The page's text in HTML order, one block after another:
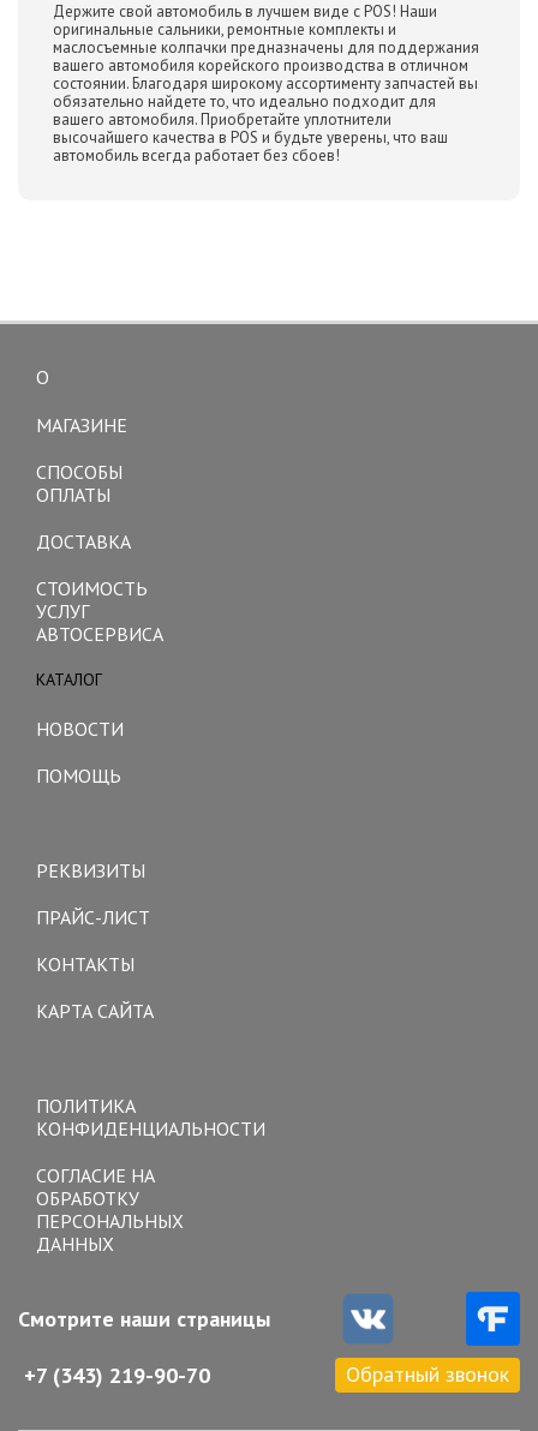
Держите свой автомобиль в лучшем виде с POS! Наши
оригинальные сальники, ремонтные комплекты и
маслосъемные колпачки предназначены для поддержания
вашего автомобиля корейского производства в отличном
состоянии. Благодаря широкому ассортименту запчастей вы
обязательно найдете то, что идеально подходит для
вашего автомобиля. Приобретайте уплотнители
высочайшего качества в POS и будьте уверены, что ваш
автомобиль всегда работает без сбоев!
О
МАГАЗИНЕ
СПОСОБЫ
ОПЛАТЫ
ДОСТАВКА
СТОИМОСТЬ
УСЛУГ
АВТОСЕРВИСА
КАТАЛОГ
НОВОСТИ
ПОМОЩЬ
РЕКВИЗИТЫ
ПРАЙС-ЛИСТ
КОНТАКТЫ
КАРТА САЙТА
ПОЛИТИКА
КОНФИДЕНЦИАЛЬНОСТИ
СОГЛАСИЕ НА
ОБРАБОТКУ
ПЕРСОНАЛЬНЫХ
ДАННЫХ
Смотрите наши страницы
+7 (343) 219-90-70 Обратный звонок